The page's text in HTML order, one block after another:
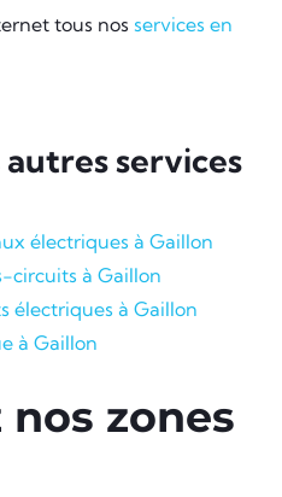
tous nos services en
services
électriques à Gaillon
circuits à Gaillon
électriques à Gaillon
à Gaillon
zones